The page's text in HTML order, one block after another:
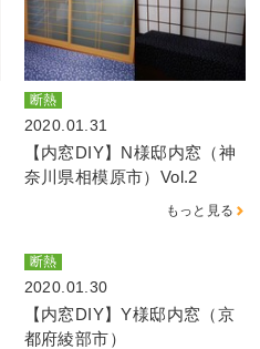
断熱
2020.01.31
【内窓DIY】N様邸内窓（神
奈川県相模原市）Vol.2
もっと見る
断熱
2020.01.30
【内窓DIY】Y様邸内窓（京
都府綾部市）